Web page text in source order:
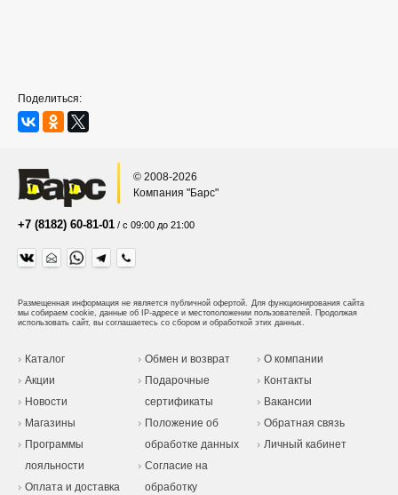
Поделиться:
© 2008-2026
Компания "Барс"
+7 (8182) 60-81-01 / с 09:00 до 21:00
Размещенная информация не является публичной офертой. Для функционирования сайта
мы собираем cookie, данные об IP-адресе и местоположении пользователей. Продолжая
использовать сайт, вы соглашаетесь со сбором и обработкой этих данных.
Каталог
Акции
Новости
Магазины
Программы
лояльности
Оплата и доставка
Обмен и возврат
Подарочные
сертификаты
Положение об
обработке данных
Согласие на
обработку
О компании
Контакты
Вакансии
Обратная связь
Личный кабинет